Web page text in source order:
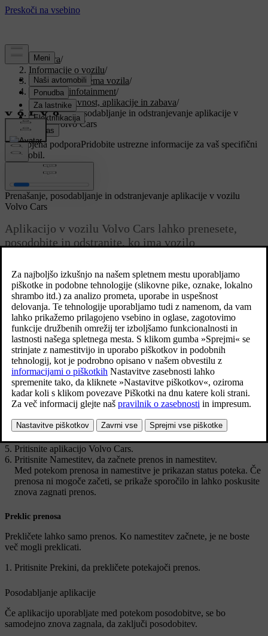
Podpora/
Informacije o vozilu/
Programska oprema vozila/
Zasloni in infotainment/
Večpredstavnost, aplikacije in zabava/
Prenašanje, posodabljanje in odstranjevanje aplikacije v
vozilu Volvo Cars
Prilagojena podporaPridobite ustrezne informacije za vaš specifični
avtomobil.
Posodobljeno 13. 12. 2024
Prenašanje, posodabljanje in odstranjevanje aplikacije v vozilu
Volvo Cars
Aplikacijo v vozilu Volvo Cars lahko prenesete,
posodobite in odstranite, ko ima vozilo
Aplikacijo upravlja funkcijaSredišče za prenosena osrednjem
zaslonu.
Če želi vozilo prenesti, posodobiti ali odstraniti aplikacijo, mora
imeti vzpostavljeno povezavo z internetom prek povezave Wi-Fi ali
vgrajenega modema vozila.
Prenos aplikacije
Pritisnite fizični gumb za vrnitev domov pod osrednjim zaslonom.
Podrsajte z desne proti levi [1]čez zaslon, da odprete pogled
Odprite aplikacijoSredišče za prenose.
Pritisnite aplikacijo Volvo Cars.
Pritisnite Namestitev, da začnete prenos in namestitev.
Med potekom prenosa in namestitve je prikazan status poteka. Če
prenosa ni mogoče začeti, se prikaže sporočilo in lahko poskusite
znova zagnati prenos.
Preklic prenosa
Prekličete lahko samo prenos. Ko namestitev začnete, je ne boste
več mogli preklicati.
Pritisnite Prekini, da prekličete potekajoči prenos.
Posodabljanje aplikacije
Če aplikacijo uporabljate med potekom posodobitve, se bo
samodejno znova zagnala, da zaključi posodobitev.